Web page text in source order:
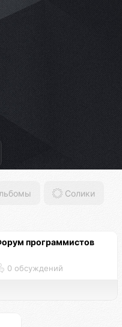
Солики
программистов
0 обсуждений